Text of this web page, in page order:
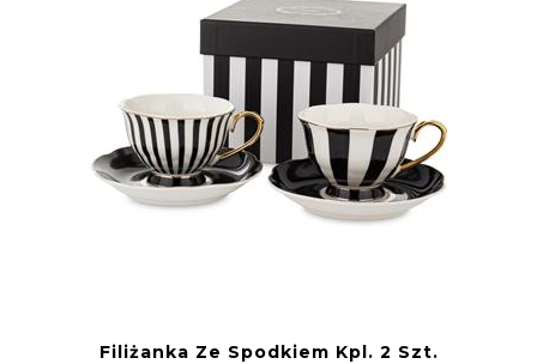
Filiżanka Ze Spodkiem Kpl. 2 Szt.